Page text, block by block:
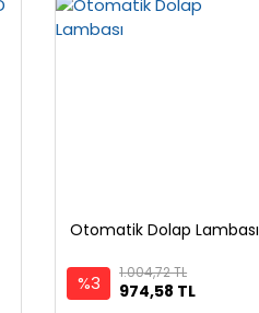
Otomatik Dolap Lambası
%3 974,58 TL
1.004,72 TL